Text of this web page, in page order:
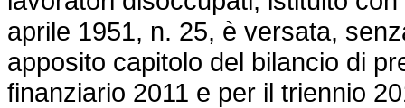
aprile 1951, n. 25, è versata,
apposito capitolo del bilancio di
finanziario 2011 e per il triennio